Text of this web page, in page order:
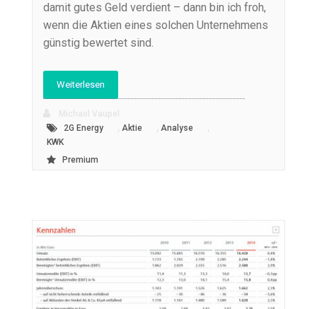
damit gutes Geld verdient – dann bin ich froh,
wenn die Aktien eines solchen Unternehmens
günstig bewertet sind.
Weiterlesen
2G Energy
Aktie Analyse
KWK
Premium